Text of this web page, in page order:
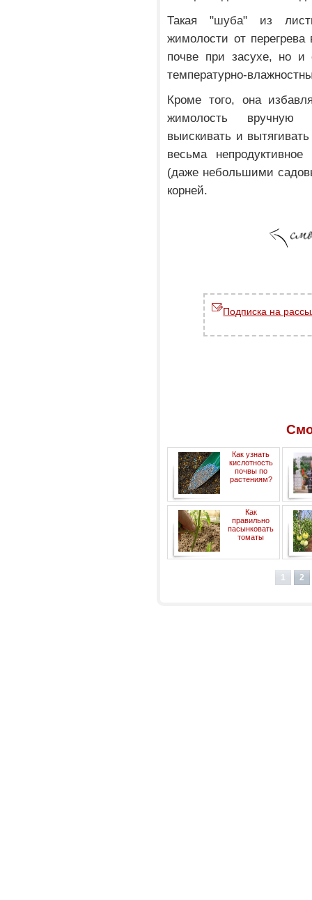
Такая "шуба" из
жимолости от
почве при засухе, но и
температурно-
Кроме того, она
жимолость вручную
выискивать и
весьма
(даже небольшими
корней.
Подписка на
Как узнать
кислотность
почвы по
растениям?
Как
правильно
пасынковать
томаты
1 2